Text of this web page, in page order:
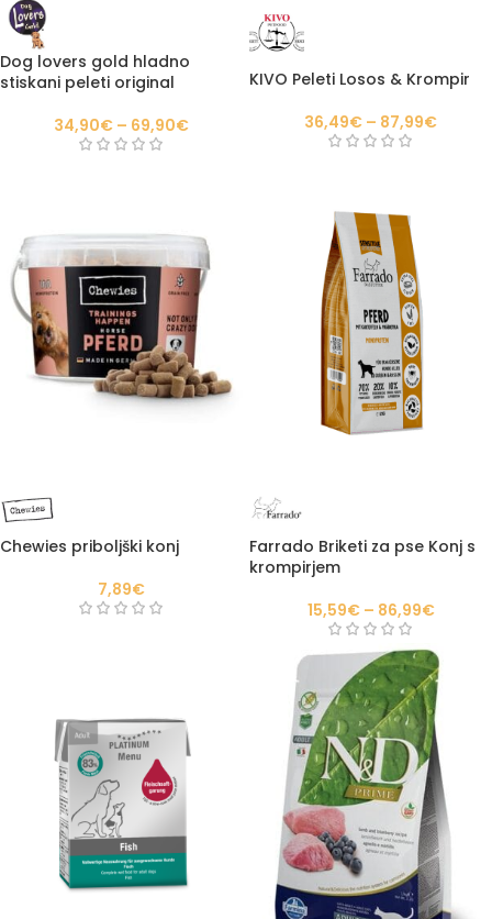
Dog lovers gold hladno
stiskani peleti original
34,90€ – 69,90€
KIVO Peleti Losos & Krompir
36,49€ – 87,99€
Chewies priboljški konj
7,89€
Farrado Briketi za pse Konj s
krompirjem
15,59€ – 86,99€